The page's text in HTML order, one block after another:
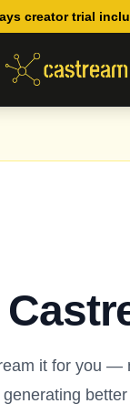
creator trial
it for you —